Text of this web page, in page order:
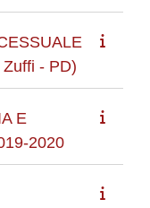
- PD)
E
2020